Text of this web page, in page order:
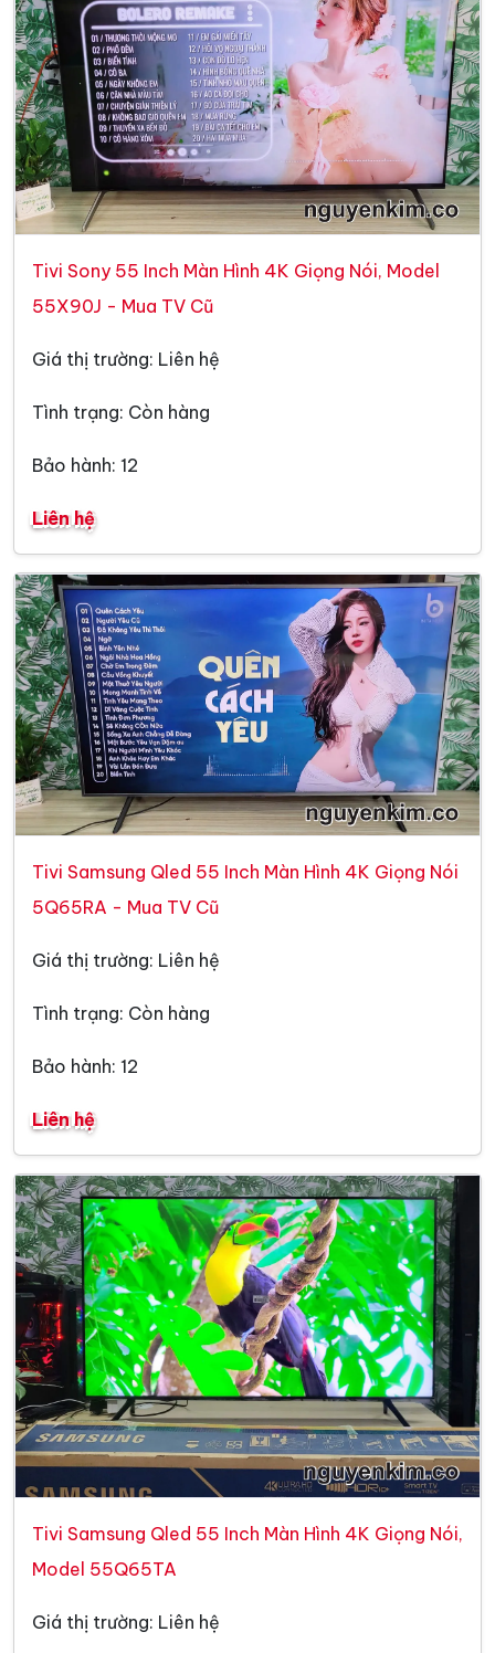
Tivi Sony 55 Inch Màn Hình 4K Giọng Nói, Model
55X90J - Mua TV Cũ
Giá thị trường: Liên hệ
Tình trạng: Còn hàng
Bảo hành: 12
Liên hệ
Tivi Samsung Qled 55 Inch Màn Hình 4K Giọng Nói
5Q65RA - Mua TV Cũ
Giá thị trường: Liên hệ
Tình trạng: Còn hàng
Bảo hành: 12
Liên hệ
Tivi Samsung Qled 55 Inch Màn Hình 4K Giọng Nói,
Model 55Q65TA
Giá thị trường: Liên hệ